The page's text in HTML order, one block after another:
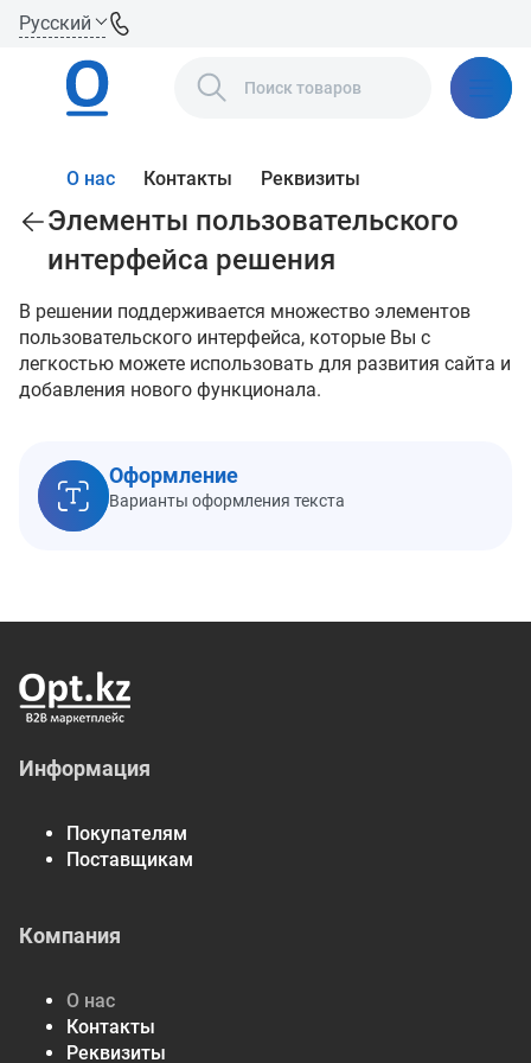
Русский
О нас Контакты Реквизиты
Элементы пользовательского
интерфейса решения
В решении поддерживается множество элементов
пользовательского интерфейса, которые Вы с
легкостью можете использовать для развития сайта и
добавления нового функционала.
Оформление
Варианты оформления текста
Информация
Покупателям
Поставщикам
Компания
О нас
Контакты
Реквизиты